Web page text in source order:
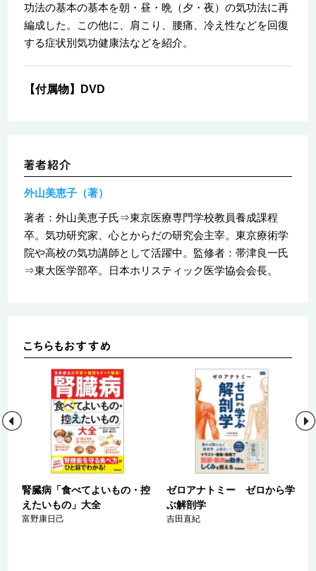
功法の基本の基本を朝・昼・晩（夕・夜）の気功法に再
編成した。この他に、肩こり、腰痛、冷え性などを回復
する症状別気功健康法などを紹介。
【付属物】DVD
外山美恵子（著）
著者：外山美恵子氏⇒東京医療専門学校教員養成課程
卒。気功研究家、心とからだの研究会主宰。東京療術学
院や高校の気功講師として活躍中。監修者：帯津良一氏
⇒東大医学部卒。日本ホリスティック医学協会会長。
腎臓病「食べてよいもの・控
えたいもの」大全
富野康日己
ゼロアナトミー ゼロから学
ぶ解剖学
吉田直紀